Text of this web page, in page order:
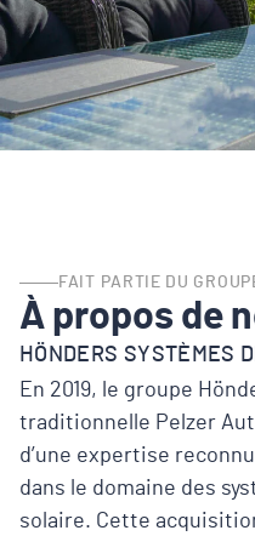
FAIT PARTIE DU
À propos de
HÖNDERS SYSTÈMES
En 2019, le groupe
traditionnelle Pelzer
d’une expertise
dans le domaine des
solaire. Cette